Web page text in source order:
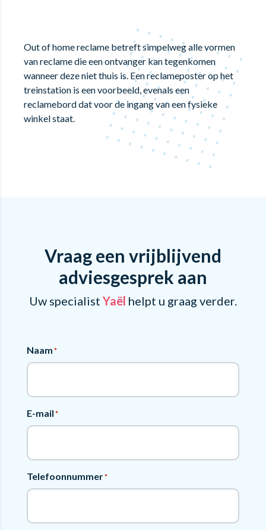
Out of home reclame betreft simpelweg alle vormen
van reclame die een ontvanger kan tegenkomen
wanneer deze niet thuis is. Een reclameposter op het
treinstation is een voorbeeld, evenals een
reclamebord dat voor de ingang van een fysieke
winkel staat.
Vraag een vrijblijvend
adviesgesprek aan
Uw specialist Yaël helpt u graag verder.
Naam*
E-mail*
Telefoonnummer*